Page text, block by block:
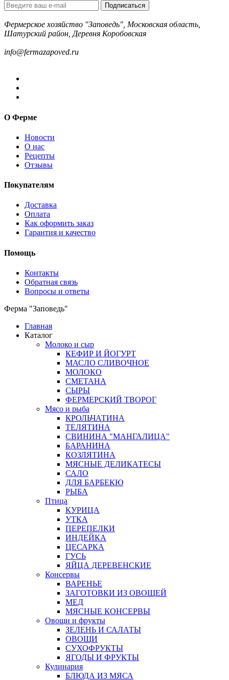
Подписаться
Фермерское хозяйство "Заповедь", Московская область,
Шатурский район, Деревня Коробовская
info@fermazapoved.ru
О Ферме
Новости
О нас
Рецепты
Отзывы
Покупателям
Доставка
Оплата
Как оформить заказ
Гарантия и качество
Помощь
Контакты
Обратная связь
Вопросы и ответы
Ферма "Заповедь"
Главная
Каталог
Молоко и сыр
КЕФИР И ЙОГУРТ
МАСЛО СЛИВОЧНОЕ
МОЛОКО
СМЕТАНА
СЫРЫ
ФЕРМЕРСКИЙ ТВОРОГ
Мясо и рыба
КРОЛЬЧАТИНА
ТЕЛЯТИНА
СВИНИНА "МАНГАЛИЦА"
БАРАНИНА
КОЗЛЯТИНА
МЯСНЫЕ ДЕЛИКАТЕСЫ
САЛО
ДЛЯ БАРБЕКЮ
РЫБА
Птица
КУРИЦА
УТКА
ПЕРЕПЕЛКИ
ИНДЕЙКА
ЦЕСАРКА
ГУСЬ
ЯЙЦА ДЕРЕВЕНСКИЕ
Консервы
ВАРЕНЬЕ
ЗАГОТОВКИ ИЗ ОВОЩЕЙ
МЕД
МЯСНЫЕ КОНСЕРВЫ
Овощи и фрукты
ЗЕЛЕНЬ И САЛАТЫ
ОВОЩИ
СУХОФРУКТЫ
ЯГОДЫ И ФРУКТЫ
Кулинария
БЛЮДА ИЗ МЯСА